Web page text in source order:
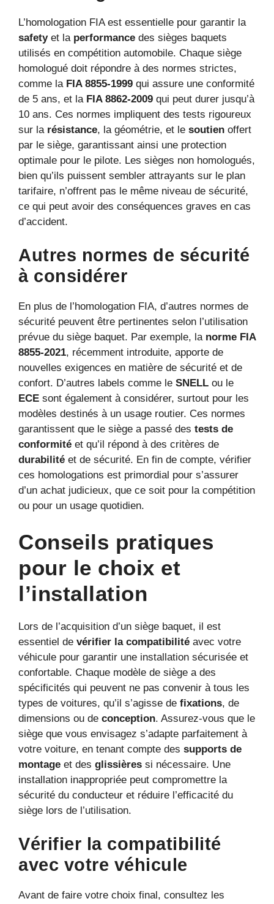
L’homologation FIA est essentielle pour garantir la
safetyet la performance des sièges baquets
utilisés en compétition automobile. Chaque siège
homologué doit répondre à des normes strictes,
comme la FIA 8855-1999 qui assure une conformité
de 5 ans, et la FIA 8862-2009 qui peut durer jusqu’à
10 ans. Ces normes impliquent des tests rigoureux
sur la résistance, la géométrie, et le soutien offert
par le siège, garantissant ainsi une protection
optimale pour le pilote. Les sièges non homologués,
bien qu’ils puissent sembler attrayants sur le plan
tarifaire, n’offrent pas le même niveau de sécurité,
ce qui peut avoir des conséquences graves en cas
d’accident.
Autres normes de sécurité
à considérer
En plus de l’homologation FIA, d’autres normes de
sécurité peuvent être pertinentes selon l’utilisation
prévue du siège baquet. Par exemple, la norme FIA
8855-2021, récemment introduite, apporte de
nouvelles exigences en matière de sécurité et de
confort. D’autres labels comme le SNELL ou le
ECE sont également à considérer, surtout pour les
modèles destinés à un usage routier. Ces normes
garantissent que le siège a passé des tests de
conformité et qu’il répond à des critères de
durabilité et de sécurité. En fin de compte, vérifier
ces homologations est primordial pour s’assurer
d’un achat judicieux, que ce soit pour la compétition
ou pour un usage quotidien.
Conseils pratiques
pour le choix et
l’installation
Lors de l’acquisition d’un siège baquet, il est
essentiel de vérifier la compatibilité avec votre
véhicule pour garantir une installation sécurisée et
confortable. Chaque modèle de siège a des
spécificités qui peuvent ne pas convenir à tous les
types de voitures, qu’il s’agisse de fixations, de
dimensions ou de conception. Assurez-vous que le
siège que vous envisagez s’adapte parfaitement à
votre voiture, en tenant compte des supports de
montage et des glissières si nécessaire. Une
installation inappropriée peut compromettre la
sécurité du conducteur et réduire l’efficacité du
siège lors de l’utilisation.
Vérifier la compatibilité
avec votre véhicule
Avant de faire votre choix final, consultez les